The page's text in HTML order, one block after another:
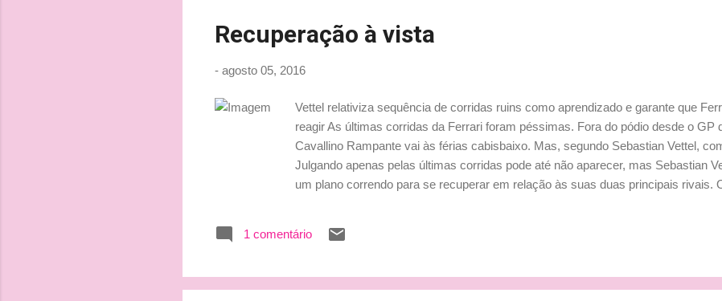
Recuperação à vista
- agosto 05, 2016
Vettel relativiza sequência de corridas ruins como aprendizado e garante que
reagir As últimas corridas da Ferrari foram péssimas. Fora do pódio desde o GP
Cavallino Rampante vai às férias cabisbaixo. Mas, segundo Sebastian Vettel,
Julgando apenas pelas últimas corridas pode até não aparecer, mas Sebastian
um plano correndo para se recuperar em relação às suas duas principais rivais.
Maranello não ter conseguido se aproximar da Mercedes. Que dirá, então, com
que essas provas foram importantes para ensinar o ...
1 comentário